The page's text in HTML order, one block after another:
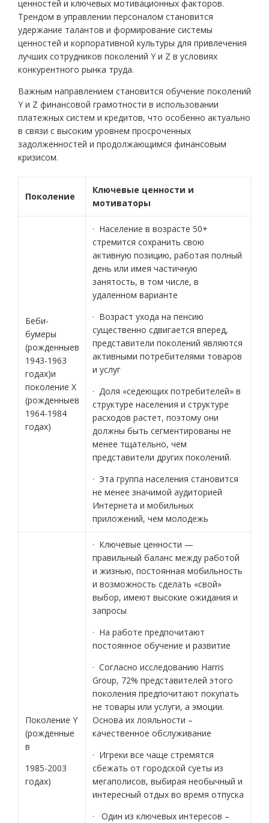
ценностей и ключевых мотивационных факторов.
Трендом в управлении персоналом становится
удержание талантов и формирование системы
ценностей и корпоративной культуры для привлечения
лучших сотрудников поколений Y и Z в условиях
конкурентного рынка труда.
Важным направлением становится обучение поколений
Y и Z финансовой грамотности в использовании
платежных систем и кредитов, что особенно актуально
в связи с высоким уровнем просроченных
задолженностей и продолжающимся финансовым
кризисом.
Поколение
Ключевые ценности и
мотиваторы
Беби-
бумеры
(рожденныев
1943-1963
годах)и
поколение X
(рожденныев
1964-1984
годах)
· Население в возрасте 50+
стремится сохранить свою
активную позицию, работая полный
день или имея частичную
занятость, в том числе, в
удаленном варианте
· Возраст ухода на пенсию
существенно сдвигается вперед,
представители поколений являются
активными потребителями товаров
и услуг
· Доля «седеющих потребителей» в
структуре населения и структуре
расходов растет, поэтому они
должны быть сегментированы не
менее тщательно, чем
представители других поколений.
· Эта группа населения становится
не менее значимой аудиторией
Интернета и мобильных
приложений, чем молодежь
Поколение Y
(рожденные
в
1985-2003
годах)
· Ключевые ценности —
правильный баланс между работой
и жизнью, постоянная мобильность
и возможность сделать «свой»
выбор, имеют высокие ожидания и
запросы
· На работе предпочитают
постоянное обучение и развитие
· Согласно исследованию Harris
Group, 72% представителей этого
поколения предпочитают покупать
не товары или услуги, а эмоции.
Основа их лояльности –
качественное обслуживание
· Игреки все чаще стремятся
сбежать от городской суеты из
мегаполисов, выбирая необычный и
интересный отдых во время отпуска
· Один из ключевых интересов –